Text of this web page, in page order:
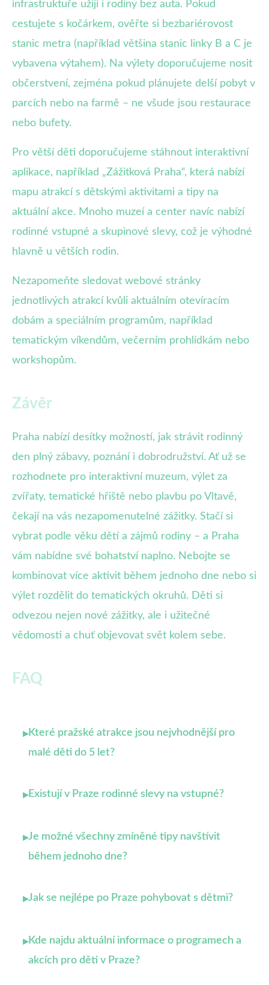
infrastruktuře užijí i rodiny bez auta. Pokud
cestujete s kočárkem, ověřte si bezbariérovost
stanic metra (například většina stanic linky B a C je
vybavena výtahem). Na výlety doporučujeme nosit
občerstvení, zejména pokud plánujete delší pobyt v
parcích nebo na farmě – ne všude jsou restaurace
nebo bufety.
Pro větší děti doporučujeme stáhnout interaktivní
aplikace, například „Zážitková Praha“, která nabízí
mapu atrakcí s dětskými aktivitami a tipy na
aktuální akce. Mnoho muzeí a center navíc nabízí
rodinné vstupné a skupinové slevy, což je výhodné
hlavně u větších rodin.
Nezapomeňte sledovat webové stránky
jednotlivých atrakcí kvůli aktuálním otevíracím
dobám a speciálním programům, například
tematickým víkendům, večerním prohlídkám nebo
workshopům.
Závěr
Praha nabízí desítky možností, jak strávit rodinný
den plný zábavy, poznání i dobrodružství. Ať už se
rozhodnete pro interaktivní muzeum, výlet za
zvířaty, tematické hřiště nebo plavbu po Vltavě,
čekají na vás nezapomenutelné zážitky. Stačí si
vybrat podle věku dětí a zájmů rodiny – a Praha
vám nabídne své bohatství naplno. Nebojte se
kombinovat více aktivit během jednoho dne nebo si
výlet rozdělit do tematických okruhů. Děti si
odvezou nejen nové zážitky, ale i užitečné
vědomosti a chuť objevovat svět kolem sebe.
FAQ
▸Které pražské atrakce jsou nejvhodnější pro
malé děti do 5 let?
▸Existují v Praze rodinné slevy na vstupné?
▸Je možné všechny zmíněné tipy navštívit
během jednoho dne?
▸Jak se nejlépe po Praze pohybovat s dětmi?
▸Kde najdu aktuální informace o programech a
akcích pro děti v Praze?